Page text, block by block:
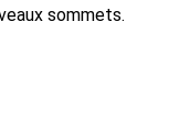
sommets.